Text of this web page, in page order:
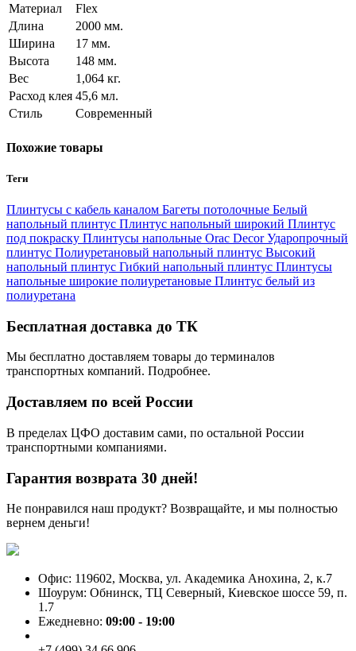
Материал
Flex
Длина
2000 мм.
Ширина
17 мм.
Высота
148 мм.
Вес
1,064 кг.
Расход клея 45,6 мл.
Стиль
Современный
Похожие товары
Теги
Плинтусы с кабель каналом Багеты потолочные Белый
напольный плинтус Плинтус напольный широкий Плинтус
под покраску Плинтусы напольные Orac Decor Ударопрочный
плинтус Полиуретановый напольный плинтус Bысокий
напольный плинтус Гибкий напольный плинтус Плинтусы
напольные широкие полиуретановые Плинтус белый из
полиуретана
Бесплатная доставка до ТК
Мы бесплатно доставляем товары до терминалов
транспортных компаний. Подробнее.
Доставляем по всей России
В пределах ЦФО доставим сами, по остальной России
транспортными компаниями.
Гарантия возврата 30 дней!
Не понравился наш продукт? Возвращайте, и мы полностью
вернем деньги!
Офис: 119602, Москва, ул. Академика Анохина, 2, к.7
Шоурум: Обнинск, ТЦ Северный, Киевское шоссе 59, п.
1.7
Ежедневно: 09:00 - 19:00